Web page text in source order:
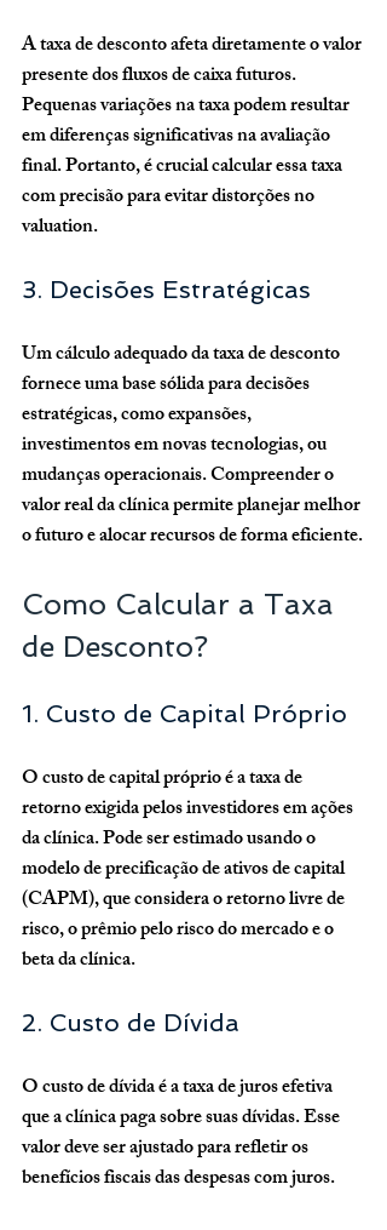
A taxa de desconto afeta diretamente o valor
presente dos fluxos de caixa futuros.
Pequenas variações na taxa podem resultar
em diferenças significativas na avaliação
final. Portanto, é crucial calcular essa taxa
com precisão para evitar distorções no
valuation.
3. Decisões Estratégicas
Um cálculo adequado da taxa de desconto
fornece uma base sólida para decisões
estratégicas, como expansões,
investimentos em novas tecnologias, ou
mudanças operacionais. Compreender o
valor real da clínica permite planejar melhor
o futuro e alocar recursos de forma eficiente.
Como Calcular a Taxa
de Desconto?
1. Custo de Capital Próprio
O custo de capital próprio é a taxa de
retorno exigida pelos investidores em ações
da clínica. Pode ser estimado usando o
modelo de precificação de ativos de capital
(CAPM), que considera o retorno livre de
risco, o prêmio pelo risco do mercado e o
beta da clínica.
2. Custo de Dívida
O custo de dívida é a taxa de juros efetiva
que a clínica paga sobre suas dívidas. Esse
valor deve ser ajustado para refletir os
benefícios fiscais das despesas com juros.